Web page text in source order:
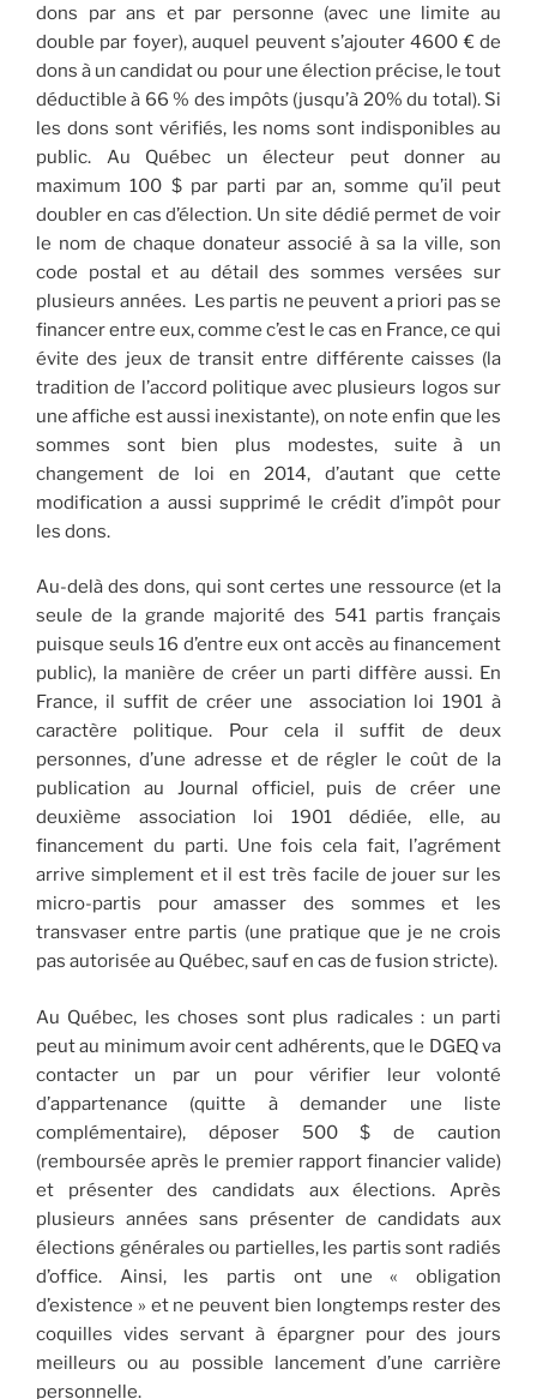
dons par ans et par personne (avec une limite au
double par foyer), auquel peuvent s’ajouter 4600 € de
dons à un candidat ou pour une élection précise, le tout
déductible à 66 % des impôts (jusqu’à 20% du total). Si
les dons sont vérifiés, les noms sont indisponibles au
public. Au Québec un électeur peut donner au
maximum 100 $ par parti par an, somme qu’il peut
doubler en cas d’élection. Un site dédié permet de voir
le nom de chaque donateur associé à sa la ville, son
code postal et au détail des sommes versées sur
plusieurs années. Les partis ne peuvent a priori pas se
financer entre eux, comme c’est le cas en France, ce qui
évite des jeux de transit entre différente caisses (la
tradition de l’accord politique avec plusieurs logos sur
une affiche est aussi inexistante), on note enfin que les
sommes sont bien plus modestes, suite à un
changement de loi en 2014, d’autant que cette
modification a aussi supprimé le crédit d’impôt pour
les dons.
Au-delà des dons, qui sont certes une ressource (et la
seule de la grande majorité des 541 partis français
puisque seuls 16 d’entre eux ont accès au financement
public), la manière de créer un parti diffère aussi. En
France, il suffit de créer une association loi 1901 à
caractère politique. Pour cela il suffit de deux
personnes, d’une adresse et de régler le coût de la
publication au Journal officiel, puis de créer une
deuxième association loi 1901 dédiée, elle, au
financement du parti. Une fois cela fait, l’agrément
arrive simplement et il est très facile de jouer sur les
micro-partis pour amasser des sommes et les
transvaser entre partis (une pratique que je ne crois
pas autorisée au Québec, sauf en cas de fusion stricte).
Au Québec, les choses sont plus radicales : un parti
peut au minimum avoir cent adhérents, que le DGEQ va
contacter un par un pour vérifier leur volonté
d’appartenance (quitte à demander une liste
complémentaire), déposer 500 $ de caution
(remboursée après le premier rapport financier valide)
et présenter des candidats aux élections. Après
plusieurs années sans présenter de candidats aux
élections générales ou partielles, les partis sont radiés
d’office. Ainsi, les partis ont une « obligation
d’existence » et ne peuvent bien longtemps rester des
coquilles vides servant à épargner pour des jours
meilleurs ou au possible lancement d’une carrière
personnelle.